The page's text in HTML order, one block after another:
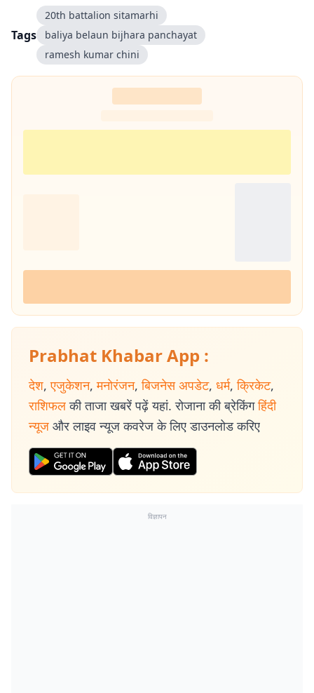
Tags
20th battalion sitamarhi
baliya belaun bijhara panchayat
ramesh kumar chini
Prabhat Khabar App :
देश, एजुकेशन, मनोरंजन, बिजनेस अपडेट, धर्म, क्रिकेट,
राशिफल की ताजा खबरें पढ़ें यहां. रोजाना की ब्रेकिंग हिंदी
न्यूज और लाइव न्यूज कवरेज के लिए डाउनलोड करिए
विज्ञापन